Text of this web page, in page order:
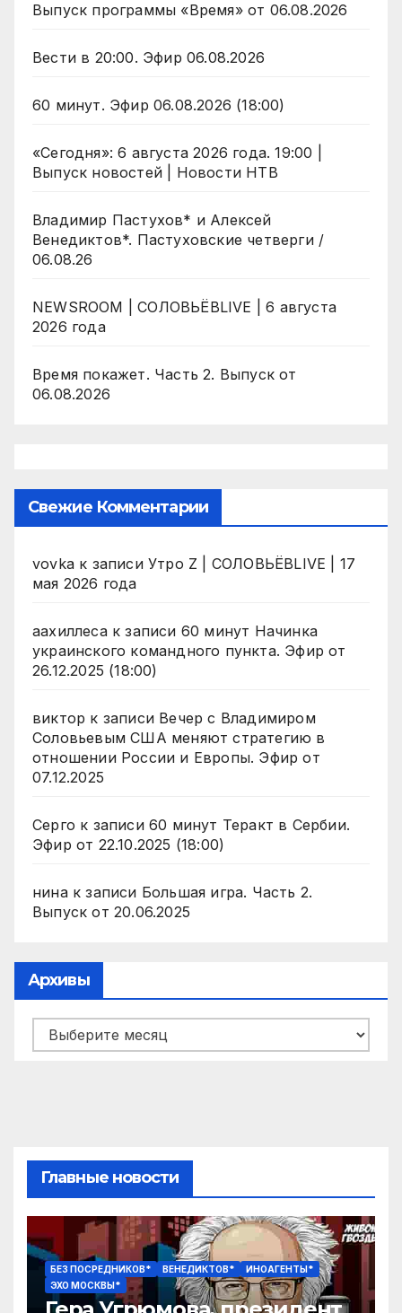
Выпуск программы «Время» от 06.08.2026
Вести в 20:00. Эфир 06.08.2026
60 минут. Эфир 06.08.2026 (18:00)
«Сегодня»: 6 августа 2026 года. 19:00 |
Выпуск новостей | Новости НТВ
Владимир Пастухов* и Алексей
Венедиктов*. Пастуховские четверги /
06.08.26
NEWSROOM | СОЛОВЬЁВLIVE | 6 августа
2026 года
Время покажет. Часть 2. Выпуск от
06.08.2026
Свежие Комментарии
vovka к записи Утро Z | СОЛОВЬЁВLIVE | 17
мая 2026 года
аахиллесак записи 60 минут Начинка
украинского командного пункта. Эфир от
26.12.2025 (18:00)
виктор к записи Вечер с Владимиром
Соловьевым США меняют стратегию в
отношении России и Европы. Эфир от
07.12.2025
Серго к записи 60 минут Теракт в Сербии.
Эфир от 22.10.2025 (18:00)
нинак записи Большая игра. Часть 2.
Выпуск от 20.06.2025
Архивы
Архивы
Главные новости
БЕЗ ПОСРЕДНИКОВ* ВЕНЕДИКТОВ*
ИНОАГЕНТЫ*
ЭХО МОСКВЫ*